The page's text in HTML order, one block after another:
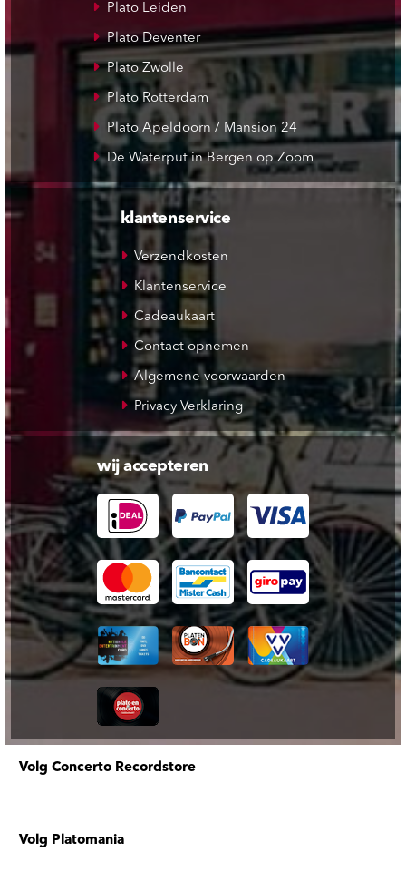
Plato Leiden
Plato Deventer
Plato Zwolle
Plato Rotterdam
Plato Apeldoorn / Mansion 24
De Waterput in Bergen op Zoom
klantenservice
Verzendkosten
Klantenservice
Cadeaukaart
Contact opnemen
Algemene voorwaarden
Privacy Verklaring
wij accepteren
Volg Concerto Recordstore
Volg Platomania